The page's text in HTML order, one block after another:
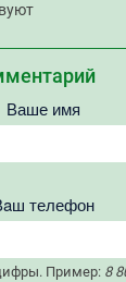
Ваше имя
телефон
Пример: 8